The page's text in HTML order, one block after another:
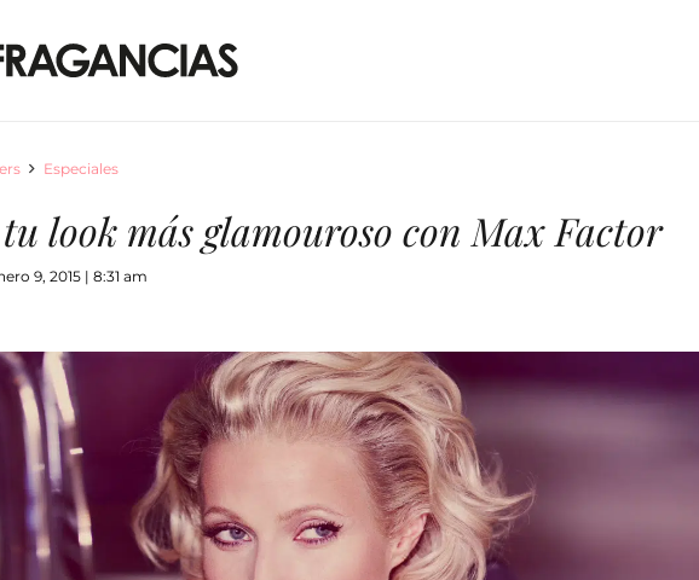
Especiales
look más glamouroso con Max Factor
9, 2015 | 8:31 am